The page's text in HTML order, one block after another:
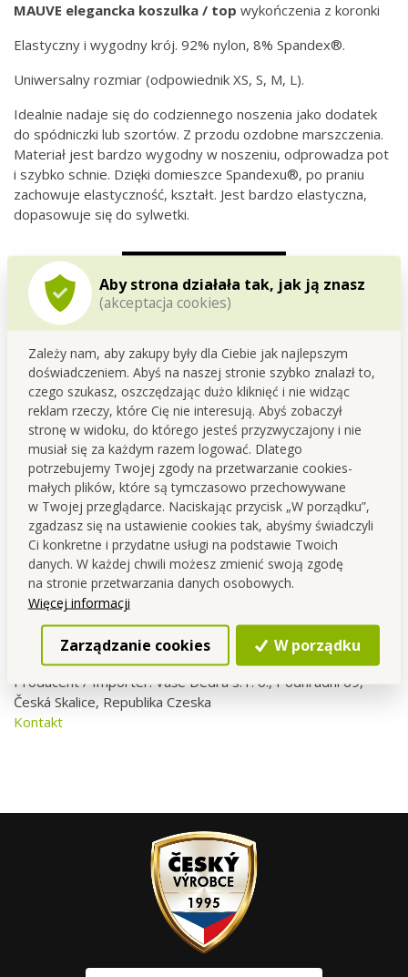
Aby strona działała tak, jak ją znasz
(akceptacja cookies)
Zależy nam, aby zakupy były dla Ciebie jak najlepszym
doświadczeniem. Abyś na naszej stronie szybko znalazł to,
czego szukasz, oszczędzając dużo kliknięć i nie widząc
reklam rzeczy, które Cię nie interesują. Abyś zobaczył
stronę w widoku, do którego jesteś przyzwyczajony i nie
musiał się za każdym razem logować. Dlatego
potrzebujemy Twojej zgody na przetwarzanie cookies-
małych plików, które są tymczasowo przechowywane
w Twojej przeglądarce. Naciskając przycisk „W porządku”,
zgadzasz się na ustawienie cookies tak, abyśmy świadczyli
Ci konkretne i przydatne usługi na podstawie Twoich
danych. W każdej chwili możesz zmienić swoją zgodę
na stronie przetwarzania danych osobowych.
Więcej informacji
Zarządzanie cookies W porządku
MAUVE elegancka koszulka / top wykończenia z koronki
Elastyczny i wygodny krój. 92% nylon, 8% Spandex®.
Uniwersalny rozmiar (odpowiednik XS, S, M, L).
Idealnie nadaje się do codziennego noszenia jako dodatek
do spódniczki lub szortów. Z przodu ozdobne marszczenia.
Materiał jest bardzo wygodny w noszeniu, odprowadza pot
i szybko schnie. Dzięki domieszce Spandexu®, po praniu
zachowuje elastyczność, kształt. Jest bardzo elastyczna,
dopasowuje się do sylwetki.
FC DEDRA exclusive
Linia produktowa FC DEDRA exclusive
kładzie nacisk na
jakość surowców, przemyślane składy oraz ponadczasowe
podejście do produkcji.
InicjałyFC pochodzą od imienia František Černýi oznaczają
produkty tworzone z szacunkiem do ludzi, dbałością o detale
oraz z myślą o długofalowej wartości.
Producent / Importer: Vaše Dedra s. r. o., Podhradní 69,
Česká Skalice, Republika Czeska
Kontakt